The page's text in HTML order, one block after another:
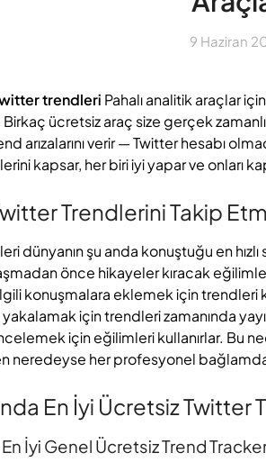
9 Haziran
trendleri Pahalı analitik araçlar
ücretsiz araç size gerçek
arızalarını verir — Twitter hesabı
kapsar, her biri iyi yapar ve onları
Trendlerini Takip
dünyanın şu anda konuştuğu en
önce hikayeler kıracak
konuşmalara eklemek için trendleri
için trendleri zamanında
için eğilimleri kullanırlar. Bu
neredeyse her profesyonel
En İyi Ücretsiz Twitter
İyi Genel Ücretsiz Trend